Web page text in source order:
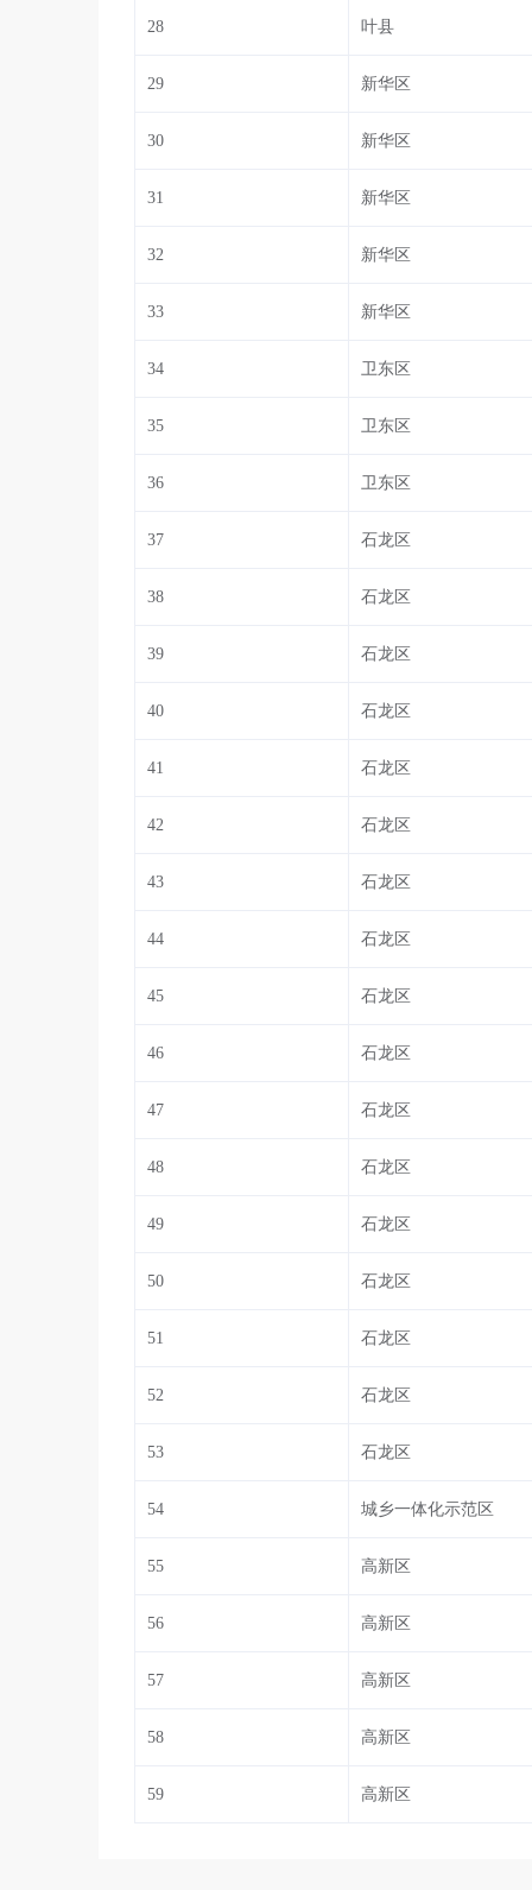
28 叶县
29 新华区
30 新华区
31 新华区
32 新华区
33 新华区
34 卫东区
35 卫东区
36 卫东区
37 石龙区
38 石龙区
39 石龙区
40 石龙区
41 石龙区
42 石龙区
43 石龙区
44 石龙区
45 石龙区
46 石龙区
47 石龙区
48 石龙区
49 石龙区
50 石龙区
51 石龙区
52 石龙区
53 石龙区
54 城乡一体化示范区
55 高新区
56 高新区
57 高新区
58 高新区
59 高新区